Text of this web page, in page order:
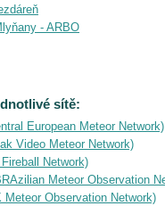
- ARBO
sítě:
European Meteor Network)
Video Meteor Network)
Network)
Meteor Observation
Meteor Observation Network)